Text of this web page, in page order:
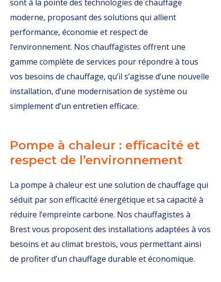
sont à la pointe des technologies de chauffage
moderne, proposant des solutions qui allient
performance, économie et respect de
l’environnement. Nos chauffagistes offrent une
gamme complète de services pour répondre à tous
vos besoins de chauffage, qu’il s’agisse d’une nouvelle
installation, d’une modernisation de système ou
simplement d’un entretien efficace.
Pompe à chaleur : efficacité et
respect de l’environnement
La pompe à chaleur est une solution de chauffage qui
séduit par son efficacité énergétique et sa capacité à
réduire l’empreinte carbone. Nos chauffagistes à
Brest vous proposent des installations adaptées à vos
besoins et au climat brestois, vous permettant ainsi
de profiter d’un chauffage durable et économique.